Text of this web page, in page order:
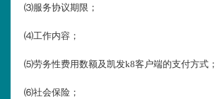
⑶服务协议期限；
⑷工作内容；
⑸劳务性费用数额及凯发k8客户端的支付方式；
⑹社会保险；